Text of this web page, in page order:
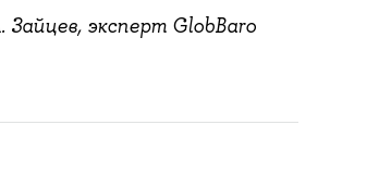
Зайцев, эксперт GlobBaro